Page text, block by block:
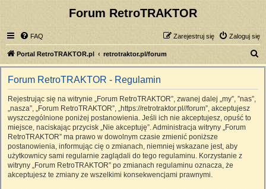
Forum RetroTRAKTOR
FAQ Zaloguj się
Zarejestruj się
Portal RetroTRAKTOR.pl retrotraktor.pl/forum
z
Forum RetroTRAKTOR - Regulamin
Rejestrując się na witrynie „Forum RetroTRAKTOR”, zwanej dalej „my”, ”nas”,
„nasza”, „Forum RetroTRAKTOR”, „https://retrotraktor.pl//forum”, akceptujesz
wyszczególnione poniżej postanowienia. Jeśli ich nie akceptujesz, opuść to
miejsce, naciskając przycisk „Nie akceptuję”. Administracja witryny „Forum
RetroTRAKTOR” ma prawo w dowolnym czasie zmienić poniższe
postanowienia, informując cię o zmianach, niemniej wskazane jest, aby
użytkownicy sami regularnie zaglądali do tego regulaminu. Korzystanie z
witryny „Forum RetroTRAKTOR” po zmianach regulaminu oznacza, że
akceptujesz te zmiany ze wszelkimi konsekwencjami prawnymi.